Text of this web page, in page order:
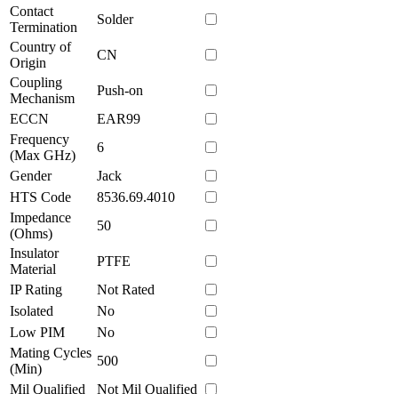
Contact
Termination
Solder
Country of
Origin
CN
Coupling
Mechanism
Push-on
ECCN
EAR99
Frequency
(Max GHz)
6
Gender
Jack
HTS Code
8536.69.4010
Impedance
(Ohms)
50
Insulator
Material
PTFE
IP Rating
Not Rated
Isolated
No
Low PIM
No
Mating Cycles
(Min)
500
Mil Qualified
Not Mil Qualified